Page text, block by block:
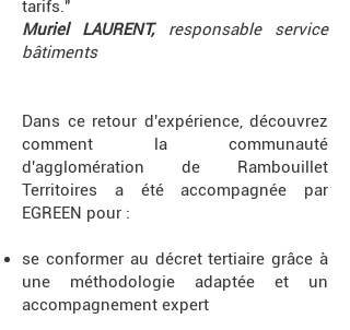
tarifs."
Muriel LAURENT,responsable service
bâtiments
Dans ce retour d'expérience, découvrez
comment la communauté
d'agglomération de Rambouillet
Territoires a été accompagnée par
EGREEN pour :
se conformer au décret tertiaire grâce à
une méthodologie adaptée et un
accompagnement expert